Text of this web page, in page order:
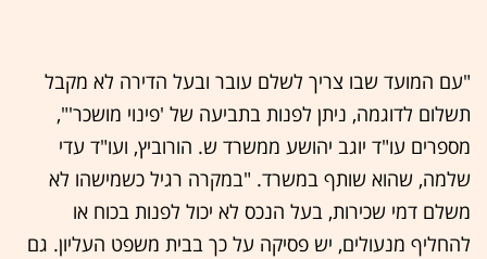
"עם המועד שבו צריך לשלם עובר ובעל הדירה לא מקבל
תשלום לדוגמה, ניתן לפנות בתביעה של 'פינוי מושכר'",
מספרים עו"ד יוגב יהושע ממשרד ש. הורוביץ, ועו"ד עדי
שלמה, שהוא שותף במשרד. "במקרה רגיל כשמישהו לא
משלם דמי שכירות, בעל הנכס לא יכול לפנות בכוח או
להחליף מנעולים, יש פסיקה על כך בבית משפט העליון. גם